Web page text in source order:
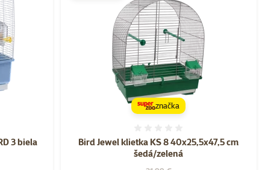
3 biela
Bird Jewel klietka KS 8 40x25,5x47,5 cm
šedá/zelená
značka